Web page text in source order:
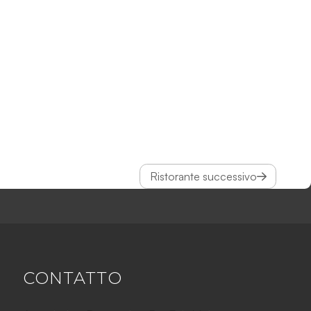
Ristorante successivo
CONTATTO